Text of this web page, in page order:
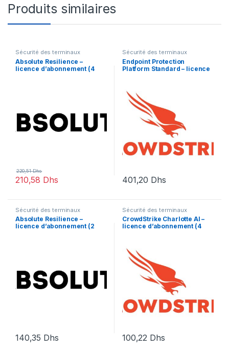
Produits similaires
Sécurité des terminaux
Absolute Resilience –
licence d’abonnement (4
210,58 Dhs
220,51Dhs
Sécurité des terminaux
Endpoint Protection
Platform Standard – licence
401,20 Dhs
Sécurité des terminaux
Absolute Resilience –
licence d’abonnement (2
140,35 Dhs
Sécurité des terminaux
CrowdStrike Charlotte AI –
licence d’abonnement (4
100,22 Dhs